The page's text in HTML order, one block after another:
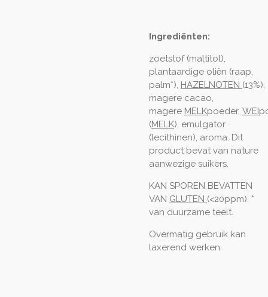
Ingrediënten:
zoetstof (maltitol),
plantaardige oliën (raap,
palm*), HAZELNOTEN (13%),
magere cacao,
magere MELKpoeder, WEI
(MELK), emulgator
(lecithinen), aroma. Dit
product bevat van nature
aanwezige suikers.
KAN SPOREN BEVATTEN
VAN GLUTEN (<20ppm). *
van duurzame teelt.
Overmatig gebruik kan
laxerend werken.